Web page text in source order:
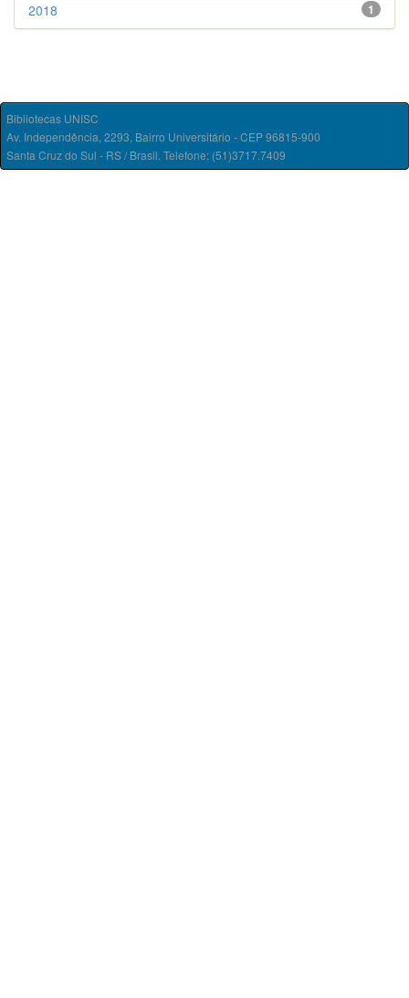
1
2018
Bibliotecas UNISC
Av. Independência, 2293, Bairro Universitário - CEP 96815-900
Santa Cruz do Sul - RS / Brasil. Telefone: (51)3717.7409